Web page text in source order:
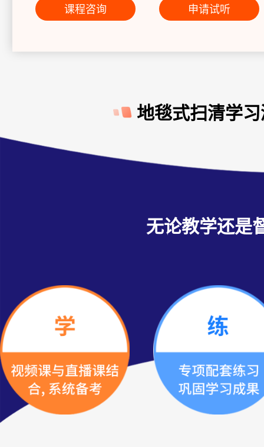
课程咨询 申请试听
地毯式扫清学
无论教学还是